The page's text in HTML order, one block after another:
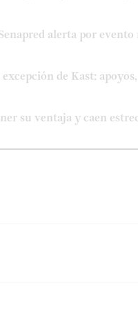
alerta por
excepción de Kast:
su ventaja y caen